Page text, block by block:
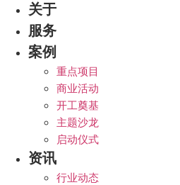
关于
服务
案例
重点项目
商业活动
开工奠基
主题沙龙
启动仪式
资讯
行业动态